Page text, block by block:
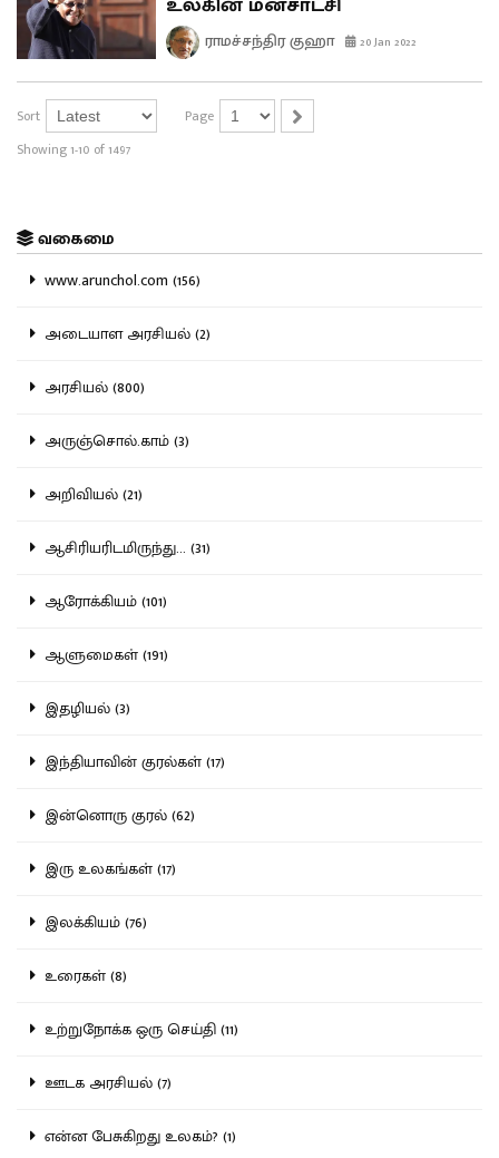
ராமச்சந்திர குஹா 20 Jan 2022
Sort
Page
Showing 1-10 of 1497
வகைமை
www.arunchol.com (156)
அடையாள அரசியல் (2)
அரசியல் (800)
அருஞ்சொல்.காம் (3)
அறிவியல் (21)
ஆசிரியரிடமிருந்து... (31)
ஆரோக்கியம் (101)
ஆளுமைகள் (191)
இதழியல் (3)
இந்தியாவின் குரல்கள் (17)
இன்னொரு குரல் (62)
இரு உலகங்கள் (17)
இலக்கியம் (76)
உரைகள் (8)
உற்றுநோக்க ஒரு செய்தி (11)
ஊடக அரசியல் (7)
என்ன பேசுகிறது உலகம்? (1)